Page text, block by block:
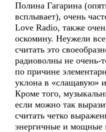
Полина Гагарина
всплывает), очень
Love Radio, также
оскомину. Неужели
считать это
радиоволны не очень-
по причине
уклона в «слащавую»
Кроме того,
если можно так
считать четко
энергичные и мощные